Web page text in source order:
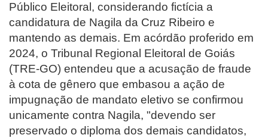
Público Eleitoral, considerando fictícia a
candidatura de Nagila da Cruz Ribeiro e
mantendo as demais. Em acórdão proferido em
2024, o Tribunal Regional Eleitoral de Goiás
(TRE-GO) entendeu que a acusação de fraude
à cota de gênero que embasou a ação de
impugnação de mandato eletivo se confirmou
unicamente contra Nagila, "devendo ser
preservado o diploma dos demais candidatos,